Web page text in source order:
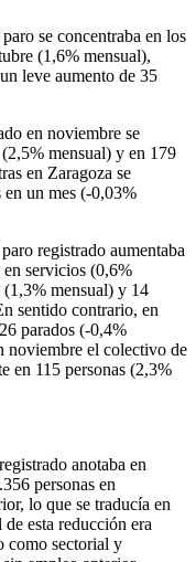
se concentraba en los
(1,6% mensual),
leve aumento de 35
en noviembre se
mensual) y en 179
en Zaragoza se
en un mes (-0,03%
registrado aumentaba
servicios (0,6%
(1,3% mensual) y 14
sentido contrario, en
parados (-0,4%
noviembre el colectivo de
en 115 personas (2,3%
anotaba en
personas en
lo que se traducía en
esta reducción era
como sectorial y